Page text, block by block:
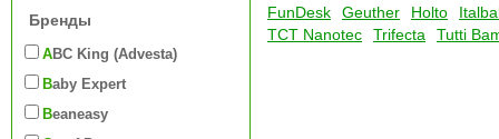
Бренды
ABC King (Advesta)
Baby Expert
Beaneasy
FunDesk
Geuther Holto
TCT Nanotec
Trifecta Tutti